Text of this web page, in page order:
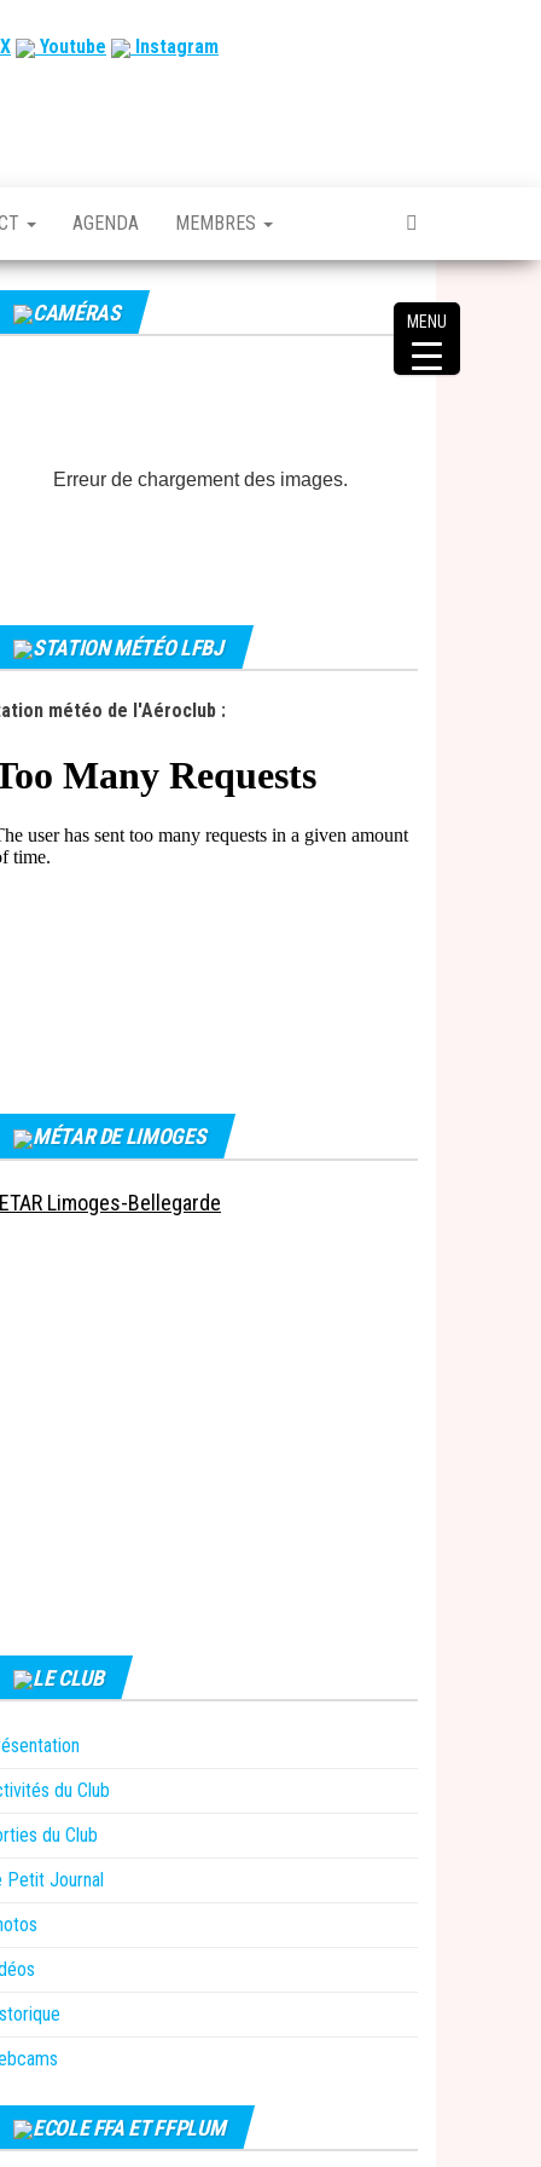
Youtube Instagram
AGENDA MEMBRES
CAMÉRAS
Erreur de chargement des images.
STATION MÉTÉO LFBJ
météo de l'Aéroclub :
MÉTAR DE LIMOGES
Limoges-Bellegarde
LE CLUB
du Club
du Club
Petit Journal
ECOLE FFA ET FFPLUM
MENU